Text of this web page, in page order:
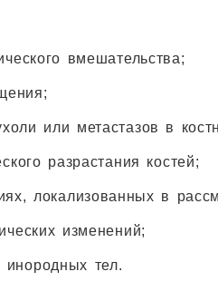
вмешательства;
или метастазов в
разрастания костей;
локализованных в
изменений;
инородных тел.